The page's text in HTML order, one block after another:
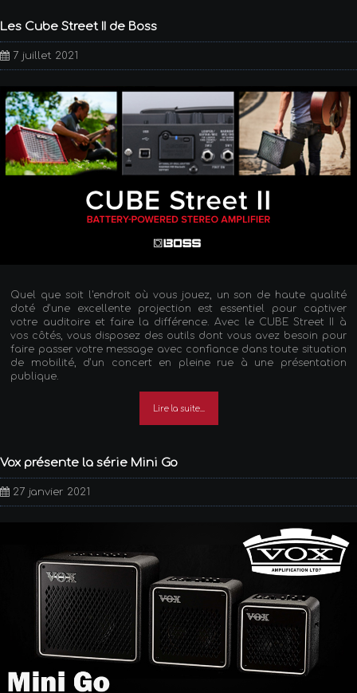
Les Cube Street II de Boss
7 juillet 2021
Quel que soit l'endroit où vous jouez, un son de haute qualité
doté d'une excellente projection est essentiel pour captiver
votre auditoire et faire la différence. Avec le CUBE Street II à
vos côtés, vous disposez des outils dont vous avez besoin pour
faire passer votre message avec confiance dans toute situation
de mobilité, d'un concert en pleine rue à une présentation
publique.
Lire la suite...
Vox présente la série Mini Go
27 janvier 2021